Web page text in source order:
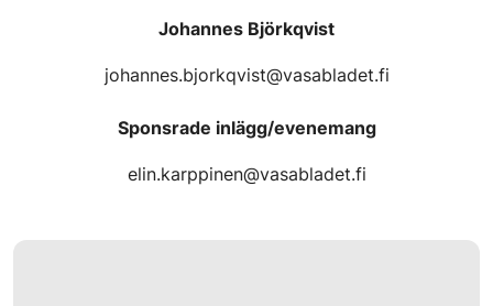
Johannes Björkqvist
johannes.bjorkqvist@vasabladet.fi
Sponsrade inlägg/evenemang
elin.karppinen@vasabladet.fi